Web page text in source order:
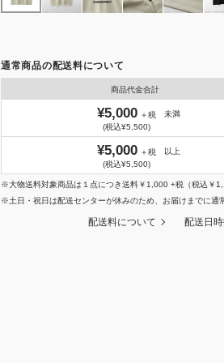
通常商品の配送料について
商品代金合計
¥5,000 ＋税
(税込¥5,500)
未満
¥5,000 ＋税
(税込¥5,500)
以上
※大物送料対象商品は１点につき送料￥1,000 +税（税込￥
※土日・祝日は配送センターが休みのため、お届けまでに通
配送料について 配送日